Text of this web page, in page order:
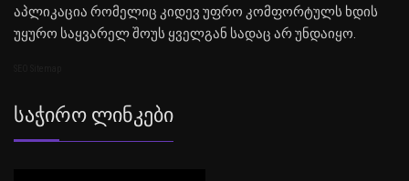
აპლიკაცია რომელიც კიდევ უფრო კომფორტულს ხდის
უყურო საყვარელ შოუს ყველგან სადაც არ უნდაიყო.
Საჭირო Ლინკები